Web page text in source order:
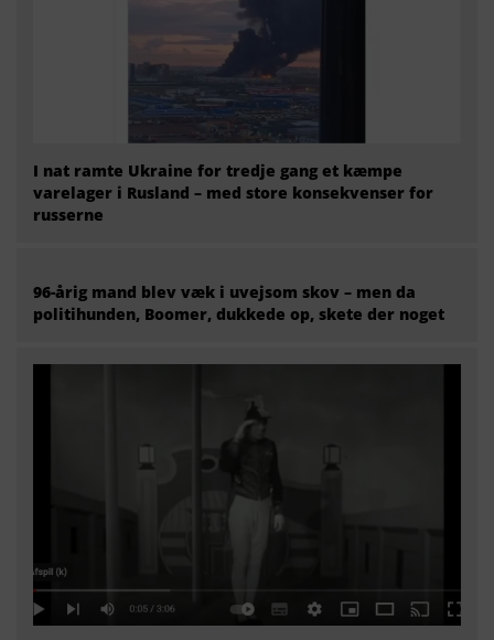
I nat ramte Ukraine for tredje gang et kæmpe
varelager i Rusland – med store konsekvenser for
russerne
96-årig mand blev væk i uvejsom skov – men da
politihunden, Boomer, dukkede op, skete der noget